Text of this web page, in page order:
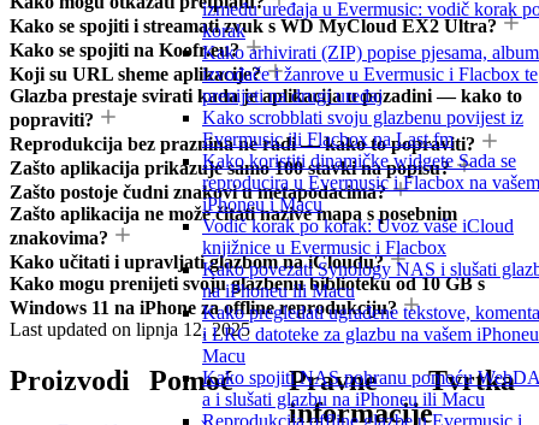
između uređaja u Evermusic: vodič korak
korak
Kako arhivirati (ZIP) popise pjesama,
izvođače i žanrove u Evermusic i Flacbox te
prenijeti na drugi uređaj
Kako scrobblati svoju glazbenu povijest iz
Evermusic ili Flacbox na Last.fm
Kako koristiti dinamičke widgete Sada se
reproducira u Evermusic i Flacbox na vašem
iPhoneu i Macu
Vodič korak po korak: Uvoz vaše iCloud
knjižnice u Evermusic i Flacbox
Kako povezati Synology NAS i slušati
na iPhoneu ili Macu
Kako pregledati ugrađene tekstove,
i LRC datoteke za glazbu na vašem
Macu
Kako spojiti NAS pohranu pomoću
a i slušati glazbu na iPhoneu ili Macu
Reprodukcija offline glazbe u Evermusic i
Kako se spojiti i streamati zvuk s WD MyCloud EX2 Ultra?
Kako se spojiti na Koofr.eu?
Koji su URL sheme aplikacije?
Glazba prestaje svirati kada je aplikacija u pozadini — kako to
popraviti?
Reprodukcija bez praznina ne radi — kako to popraviti?
Zašto aplikacija prikazuje samo 100 stavki na popisu?
Zašto postoje čudni znakovi u metapodacima?
Zašto aplikacija ne može čitati nazive mapa s posebnim
znakovima?
Kako učitati i upravljati glazbom na iCloudu?
Kako mogu prenijeti svoju glazbenu biblioteku od 10 GB s
Windows 11 na iPhone za offline reprodukciju?
Last updated on lipnja 12, 2025
Proizvodi Pomoć
Pravne
informacije
Tvrtka